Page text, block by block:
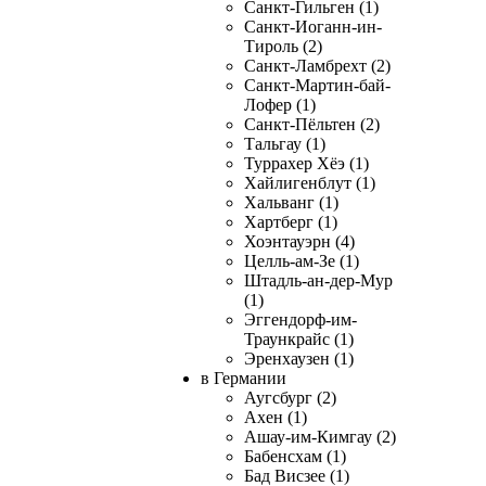
Санкт-Гильген (1)
Санкт-Иоганн-ин-
Тироль (2)
Санкт-Ламбрехт (2)
Санкт-Мартин-бай-
Лофер (1)
Санкт-Пёльтен (2)
Тальгау (1)
Туррахер Хёэ (1)
Хайлигенблут (1)
Хальванг (1)
Хартберг (1)
Хоэнтауэрн (4)
Целль-ам-Зе (1)
Штадль-ан-дер-Мур
(1)
Эггендорф-им-
Траункрайс (1)
Эренхаузен (1)
в Германии
Аугсбург (2)
Ахен (1)
Ашау-им-Кимгау (2)
Бабенсхам (1)
Бад Висзее (1)